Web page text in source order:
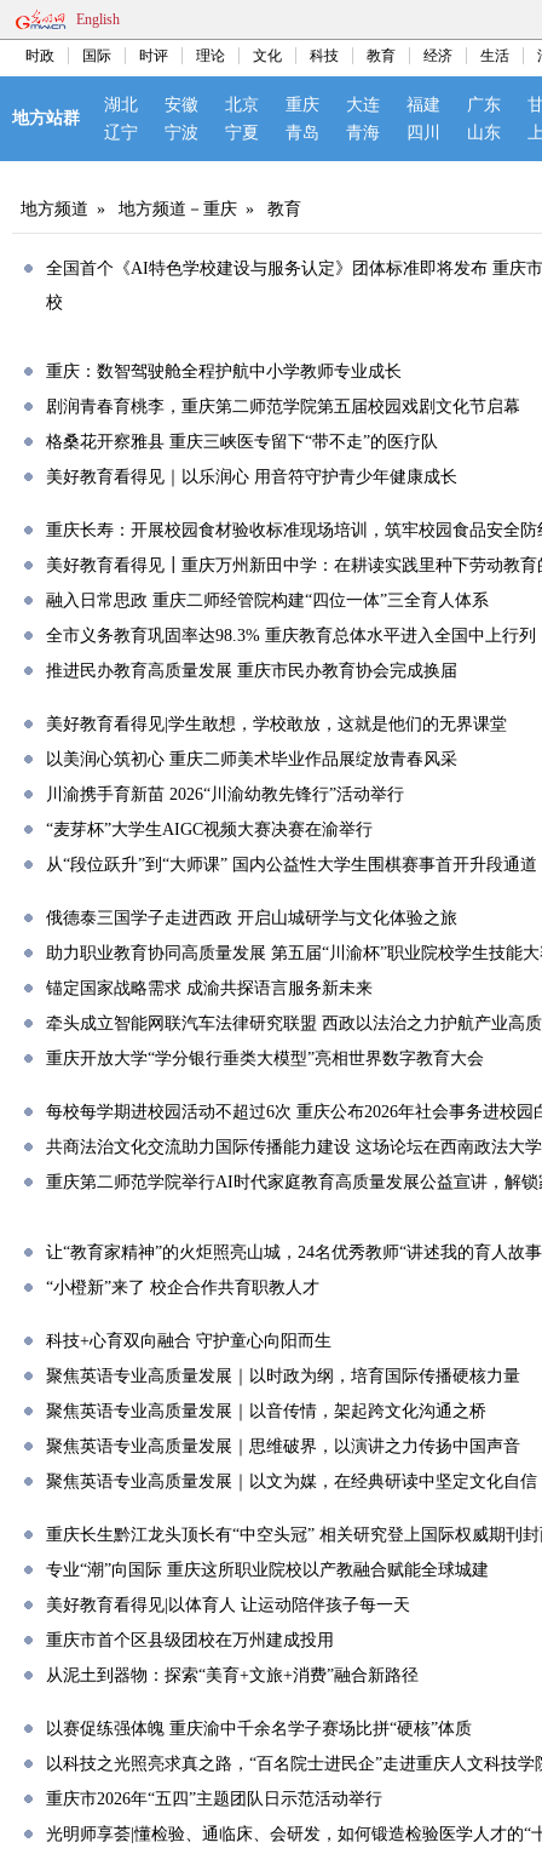
English
时政 国际 时评 理论 文化 科技 教育 经济 生活
地方站群
湖北 安徽 北京 重庆 大连 福建 广东
辽宁
宁波 宁夏 青岛 青海 四川 山东
地方频道 » 地方频道－重庆 » 教育
全国首个《AI特色学校建设与服务认定》团体标准即将发布 重庆
校
重庆：数智驾驶舱全程护航中小学教师专业成长
剧润青春育桃李，重庆第二师范学院第五届校园戏剧文化节启幕
格桑花开察雅县 重庆三峡医专留下“带不走”的医疗队
美好教育看得见｜以乐润心 用音符守护青少年健康成长
重庆长寿：开展校园食材验收标准现场培训，筑牢校园食品安全防
美好教育看得见┃重庆万州新田中学：在耕读实践里种下劳动教育
融入日常思政 重庆二师经管院构建“四位一体”三全育人体系
全市义务教育巩固率达98.3% 重庆教育总体水平进入全国中上行列
推进民办教育高质量发展 重庆市民办教育协会完成换届
美好教育看得见|学生敢想，学校敢放，这就是他们的无界课堂
以美润心筑初心 重庆二师美术毕业作品展绽放青春风采
川渝携手育新苗 2026“川渝幼教先锋行”活动举行
“麦芽杯”大学生AIGC视频大赛决赛在渝举行
从“段位跃升”到“大师课” 国内公益性大学生围棋赛事首开升段通道
俄德泰三国学子走进西政 开启山城研学与文化体验之旅
助力职业教育协同高质量发展 第五届“川渝杯”职业院校学生技能
锚定国家战略需求 成渝共探语言服务新未来
牵头成立智能网联汽车法律研究联盟 西政以法治之力护航产业高
重庆开放大学“学分银行垂类大模型”亮相世界数字教育大会
每校每学期进校园活动不超过6次 重庆公布2026年社会事务进校园
共商法治文化交流助力国际传播能力建设 这场论坛在西南政法大
重庆第二师范学院举行AI时代家庭教育高质量发展公益宣讲，解
让“教育家精神”的火炬照亮山城，24名优秀教师“讲述我的育人故
“小橙新”来了 校企合作共育职教人才
科技+心育双向融合 守护童心向阳而生
聚焦英语专业高质量发展｜以时政为纲，培育国际传播硬核力量
聚焦英语专业高质量发展｜以音传情，架起跨文化沟通之桥
聚焦英语专业高质量发展｜思维破界，以演讲之力传扬中国声音
聚焦英语专业高质量发展｜以文为媒，在经典研读中坚定文化自信
重庆长生黔江龙头顶长有“中空头冠” 相关研究登上国际权威期刊
专业“潮”向国际 重庆这所职业院校以产教融合赋能全球城建
美好教育看得见|以体育人 让运动陪伴孩子每一天
重庆市首个区县级团校在万州建成投用
从泥土到器物：探索“美育+文旅+消费”融合新路径
以赛促练强体魄 重庆渝中千余名学子赛场比拼“硬核”体质
以科技之光照亮求真之路，“百名院士进民企”走进重庆人文科技学
重庆市2026年“五四”主题团队日示范活动举行
光明师享荟|懂检验、通临床、会研发，如何锻造检验医学人才的“